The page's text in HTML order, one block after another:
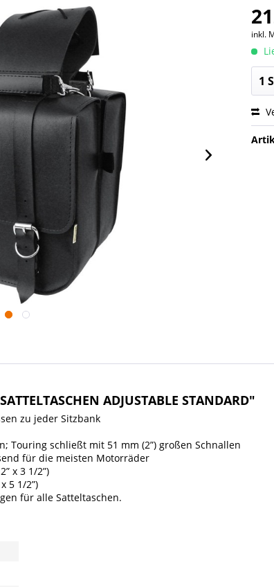
inkl.
ADJUSTABLE STANDARD"
zu jeder Sitzbank
Touring schließt mit 51 mm (2”) großen Schnallen
für die meisten Motorräder
x 3 1/2”)
5 1/2”)
für alle Satteltaschen.